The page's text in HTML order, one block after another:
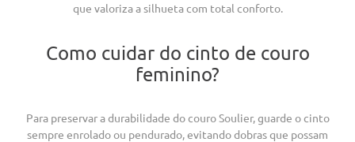
que valoriza a silhueta com total conforto.
Como cuidar do cinto de couro
feminino?
Para preservar a durabilidade do couro Soulier, guarde o cinto
sempre enrolado ou pendurado, evitando dobras que possam